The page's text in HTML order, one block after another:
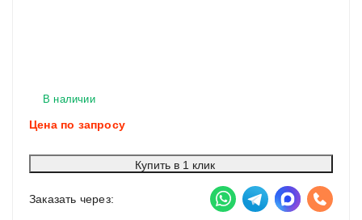
В наличии
Цена по запросу
Купить в 1 клик
Заказать через: